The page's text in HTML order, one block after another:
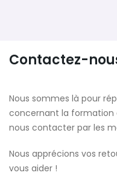
Contactez-
Nous sommes là pour
concernant la formation
nous contacter par les
Nous apprécions vos
vous aider !